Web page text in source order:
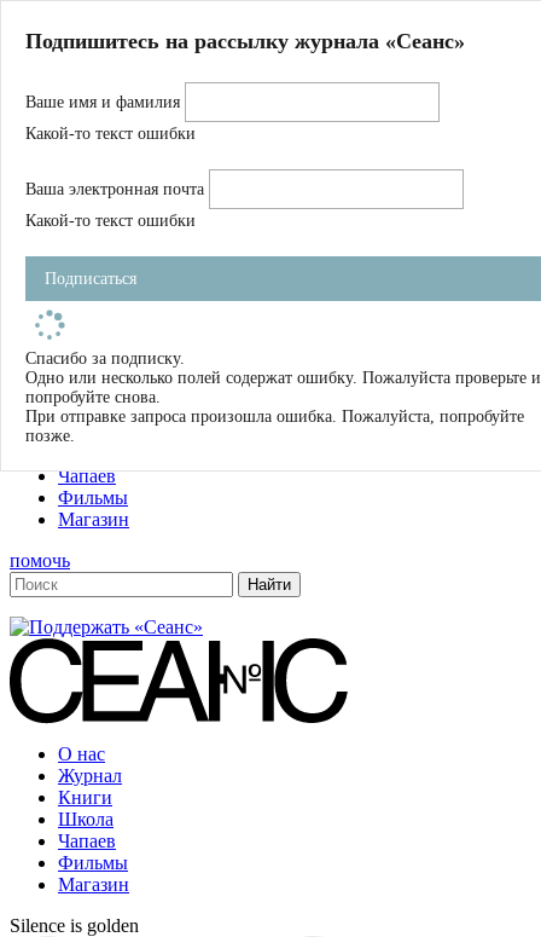
Магазин
Журнал
Школа
Устав
Фильмы
Имена
Тэги
О нас
Журнал
Книги
Чапаев
Фильмы
Магазин
помочь
О нас
Журнал
Книги
Школа
Чапаев
Фильмы
Магазин
Silence is golden
Подпишитесь на рассылку журнала «Сеанс»
Ваше имя и фамилия
Какой-то текст ошибки
Ваша электронная почта
Какой-то текст ошибки
Подписаться
Спасибо за подписку.
Одно или несколько полей содержат ошибку. Пожалуйста проверьте и
попробуйте снова.
При отправке запроса произошла ошибка. Пожалуйста, попробуйте
позже.